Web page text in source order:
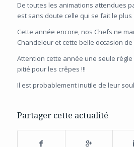
De toutes les animations attendues
est sans doute celle qui se fait le plus
Cette année encore, nos Chefs ne
Chandeleur et cette belle occasion
Attention cette année une seule règle
pitié pour les crêpes !!!
Il est probablement inutile de leur
Partager cette actualité